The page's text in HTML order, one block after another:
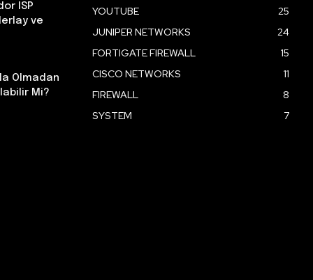
ISP
ve
Olmadan
Mi?
YOUTUBE
25
JUNIPER NETWORKS
24
FORTIGATE FIREWALL
15
CISCO NETWORKS
11
FIREWALL
8
SYSTEM
7